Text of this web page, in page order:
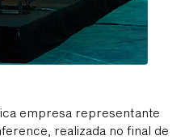
empresa representante
realizada no final de